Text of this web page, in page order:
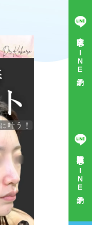
富山院 LINE予約
富山駅前院 LINE予約